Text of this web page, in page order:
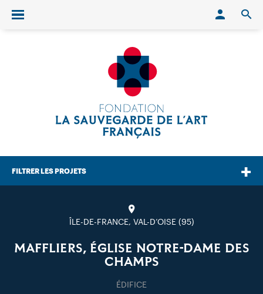
Ouvrir/fermer le menu
FILTRER LES PROJETS
ÎLE-DE-FRANCE, VAL-D’OISE (95)
MAFFLIERS, ÉGLISE NOTRE-DAME DES
CHAMPS
ÉDIFICE